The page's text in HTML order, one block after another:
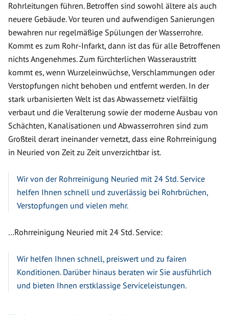
Rohrleitungen führen. Betroffen sind sowohl ältere als auch
neuere Gebäude. Vor teuren und aufwendigen Sanierungen
bewahren nur regelmäßige Spülungen der Wasserrohre.
Kommt es zum Rohr-Infarkt, dann ist das für alle Betroffenen
nichts Angenehmes. Zum fürchterlichen Wasseraustritt
kommt es, wenn Wurzeleinwüchse, Verschlammungen oder
Verstopfungen nicht behoben und entfernt werden. In der
stark urbanisierten Welt ist das Abwassernetz vielfältig
verbaut und die Veralterung sowie der moderne Ausbau von
Schächten, Kanalisationen und Abwasserrohren sind zum
Großteil derart ineinander vernetzt, dass eine Rohrreinigung
in Neuried von Zeit zu Zeit unverzichtbar ist.
Wir von der Rohrreinigung Neuried mit 24 Std. Service
helfen Ihnen schnell und zuverlässig bei Rohrbrüchen,
Verstopfungen und vielen mehr.
…Rohrreinigung Neuried mit 24 Std. Service:
Wir helfen Ihnen schnell, preiswert und zu fairen
Konditionen. Darüber hinaus beraten wir Sie ausführlich
und bieten Ihnen erstklassige Serviceleistungen.